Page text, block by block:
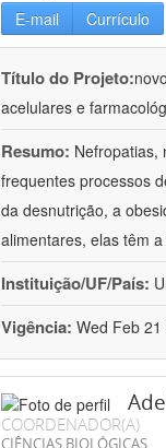
E-mail Currículo
Título do Projeto:
acelulares e
Resumo: Nefropatias,
frequentes processos
da desnutrição, a
alimentares, elas têm
Instituição/UF/País:
Vigência: Wed Feb
COORDENADOR(A)
CIÊNCIAS BIOLÓGICAS